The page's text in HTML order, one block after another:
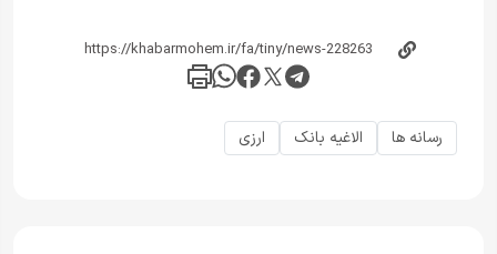
رسانه ها الاغیه بانک ارزی